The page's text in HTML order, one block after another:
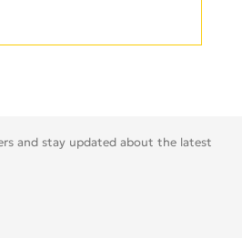
and stay updated about the latest